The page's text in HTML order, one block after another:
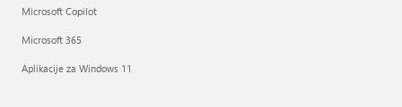
Microsoft Copilot
Microsoft 365
Aplikacije za Windows 11